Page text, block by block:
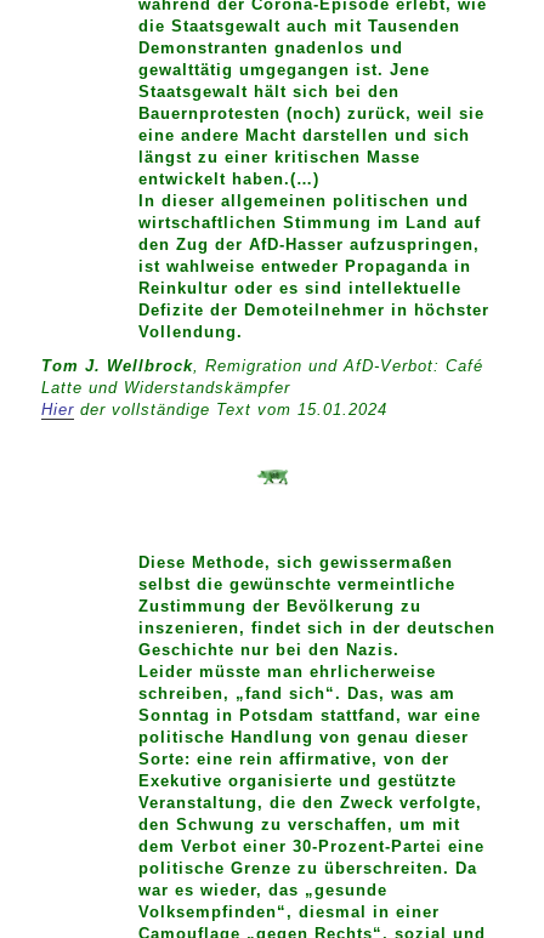
während der Corona-Episode erlebt, wie
die Staatsgewalt auch mit Tausenden
Demonstranten gnadenlos und
gewalttätig umgegangen ist. Jene
Staatsgewalt hält sich bei den
Bauernprotesten (noch) zurück, weil sie
eine andere Macht darstellen und sich
längst zu einer kritischen Masse
entwickelt haben.(…)
In dieser allgemeinen politischen und
wirtschaftlichen Stimmung im Land auf
den Zug der AfD-Hasser aufzuspringen,
ist wahlweise entweder Propaganda in
Reinkultur oder es sind intellektuelle
Defizite der Demoteilnehmer in höchster
Vollendung.
Tom J. Wellbrock, Remigration und AfD-Verbot: Café
Latte und Widerstandskämpfer
Hier der vollständige Text vom 15.01.2024
Diese Methode, sich gewissermaßen
selbst die gewünschte vermeintliche
Zustimmung der Bevölkerung zu
inszenieren, findet sich in der deutschen
Geschichte nur bei den Nazis.
Leider müsste man ehrlicherweise
schreiben, „fand sich“. Das, was am
Sonntag in Potsdam stattfand, war eine
politische Handlung von genau dieser
Sorte: eine rein affirmative, von der
Exekutive organisierte und gestützte
Veranstaltung, die den Zweck verfolgte,
den Schwung zu verschaffen, um mit
dem Verbot einer 30-Prozent-Partei eine
politische Grenze zu überschreiten. Da
war es wieder, das „gesunde
Volksempfinden“, diesmal in einer
Camouflage „gegen Rechts“, sozial und